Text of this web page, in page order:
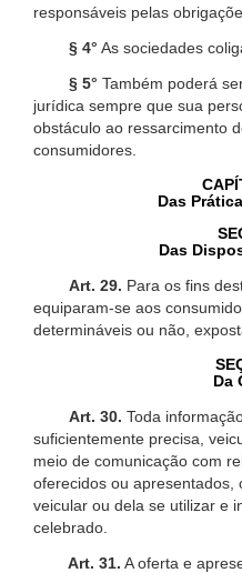
responsáveis pelas
§ 4° As sociedades
§ 5° Também poderá
jurídica sempre que sua
obstáculo ao ressarcimento
consumidores.
Das
Das
Art. 29. Para os fins
equiparam-se aos
determináveis ou não,
Da
Art. 30. Toda
suficientemente precisa,
meio de comunicação com
oferecidos ou
veicular ou dela se utilizar e
celebrado.
Art. 31. A oferta e